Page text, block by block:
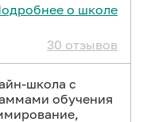
о школе
30 отзывов
школа с
обучения